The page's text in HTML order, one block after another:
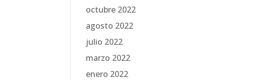
octubre 2022
agosto 2022
julio 2022
marzo 2022
enero 2022